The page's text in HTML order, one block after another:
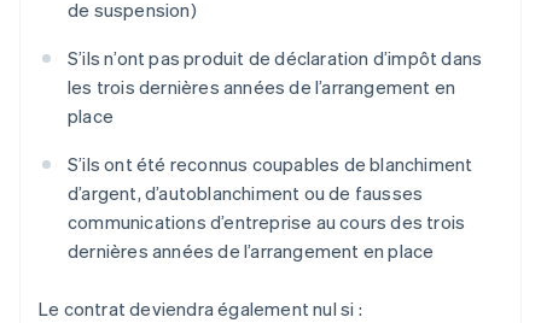
de suspension)
S’ils n’ont pas produit de déclaration d’impôt dans
les trois dernières années de l’arrangement en
place
S’ils ont été reconnus coupables de blanchiment
d’argent, d’autoblanchiment ou de fausses
communications d’entreprise au cours des trois
dernières années de l’arrangement en place
Le contrat deviendra également nul si :